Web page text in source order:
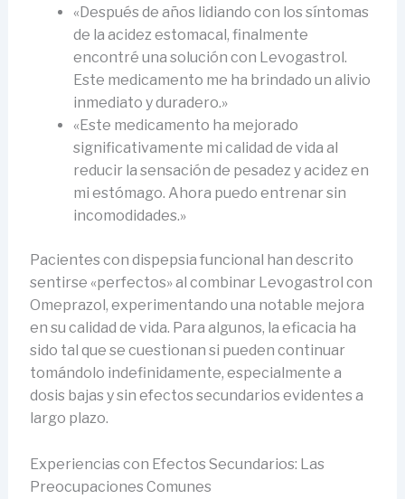
«Después de años lidiando con los síntomas
de la acidez estomacal, finalmente
encontré una solución con Levogastrol.
Este medicamento me ha brindado un alivio
inmediato y duradero.»
«Este medicamento ha mejorado
significativamente mi calidad de vida al
reducir la sensación de pesadez y acidez en
mi estómago. Ahora puedo entrenar sin
incomodidades.»
Pacientes con dispepsia funcional han descrito
sentirse «perfectos» al combinar Levogastrol con
Omeprazol, experimentando una notable mejora
en su calidad de vida. Para algunos, la eficacia ha
sido tal que se cuestionan si pueden continuar
tomándolo indefinidamente, especialmente a
dosis bajas y sin efectos secundarios evidentes a
largo plazo.
Experiencias con Efectos Secundarios: Las
Preocupaciones Comunes